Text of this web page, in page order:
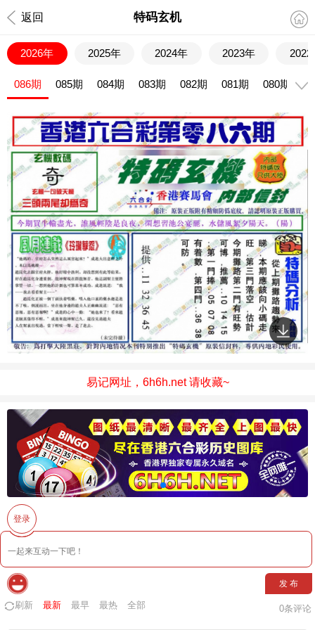
返回 特码玄机
2026年 2025年 2024年 2023年 2022
086期 085期 084期 083期 082期 081期 080期
易记网址，6h6h.net 请收藏~
登录
发 布
刷新 最新 最早 最热 全部 0条评论